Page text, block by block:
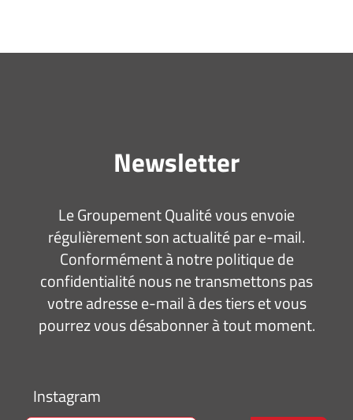
Newsletter
Le Groupement Qualité vous envoie
régulièrement son actualité par e-mail.
Conformément à notre politique de
confidentialité nous ne transmettons pas
votre adresse e-mail à des tiers et vous
pourrez vous désabonner à tout moment.
Instagram